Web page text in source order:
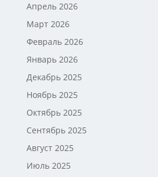
Апрель 2026
Март 2026
Февраль 2026
Январь 2026
Декабрь 2025
Ноябрь 2025
Октябрь 2025
Сентябрь 2025
Август 2025
Июль 2025